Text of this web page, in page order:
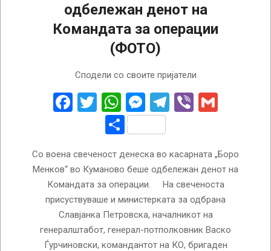
одбележан денот на
Командата за операции
(ФОТО)
Сподели со своите пријатели
Facebook
Twitter
WhatsApp
Messenger
Telegram
Viber
Share
Со воена свеченост денеска во касарната „Боро
Менков“ во Куманово беше одбележан денот на
Командата за операции. На свеченоста
присуствуваше и министерката за одбрана
Славјанка Петровска, началникот на
генералштабот, генерал-потполковник Васко
Ѓурчиновски, командантот на КО, бригаден